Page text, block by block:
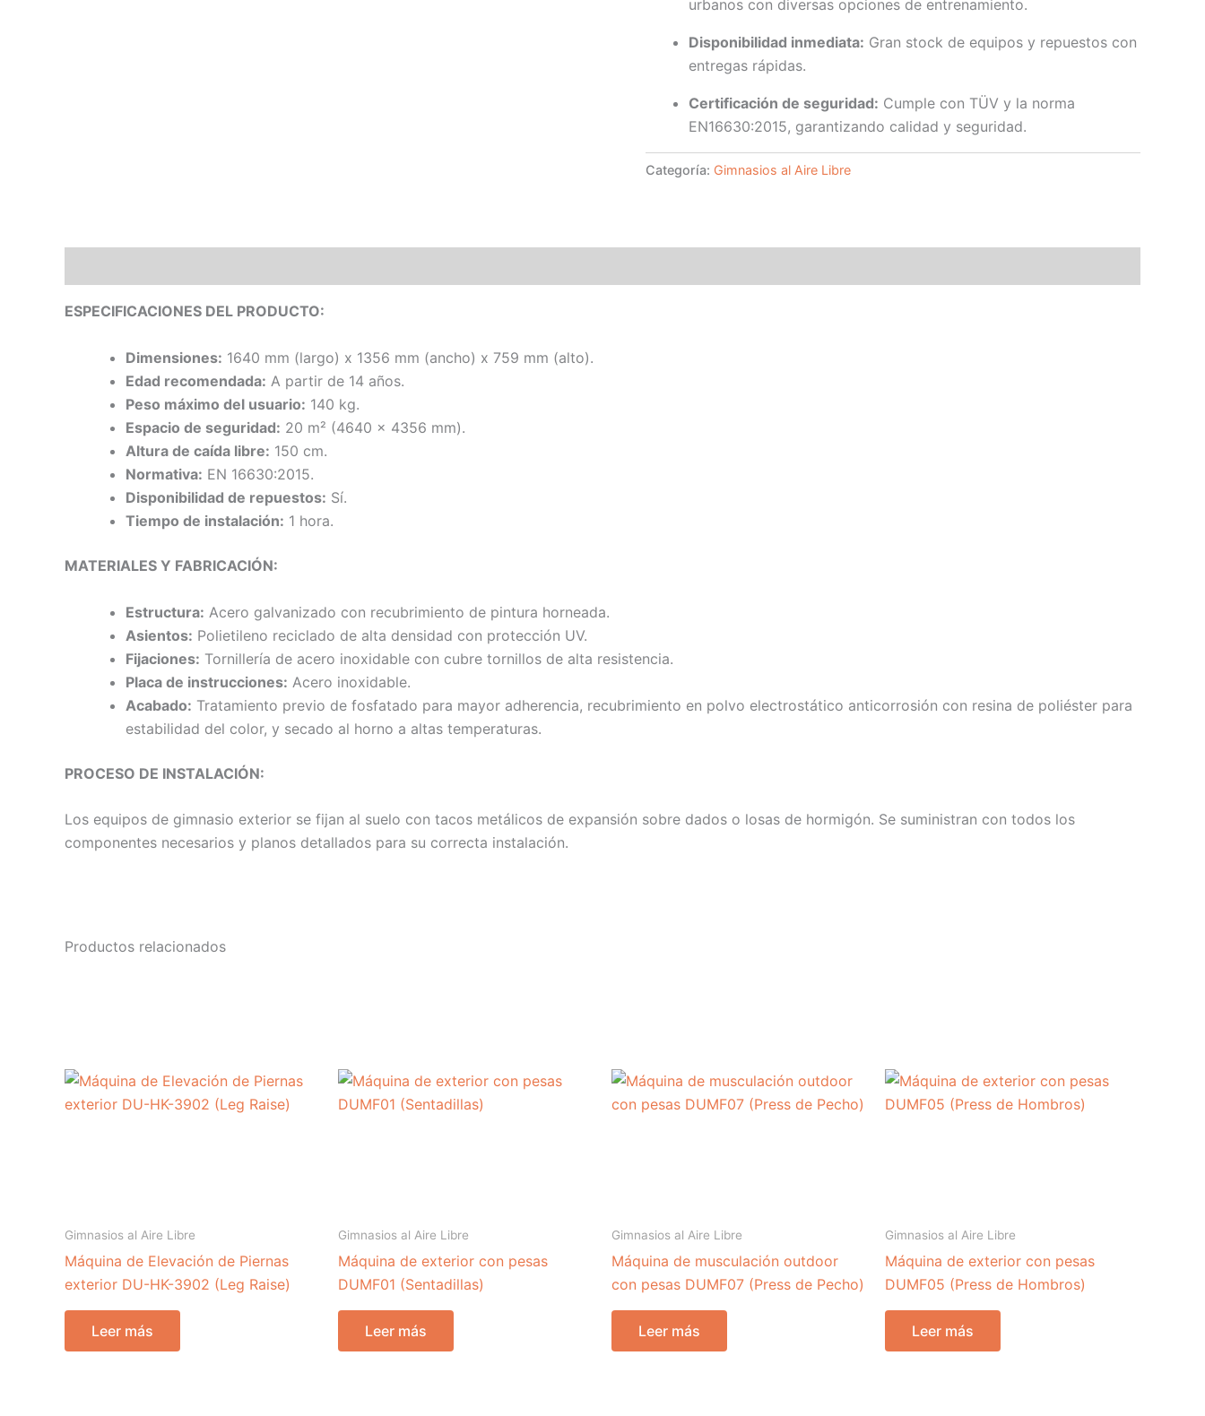
urbanos con diversas opciones de entrenamiento.
Disponibilidad inmediata: Gran stock de equipos y repuestos con
entregas rápidas.
Certificación de seguridad: Cumple con TÜV y la norma
EN16630:2015, garantizando calidad y seguridad.
Categoría: Gimnasios al Aire Libre
ESPECIFICACIONES DEL PRODUCTO:
Dimensiones: 1640 mm (largo) x 1356 mm (ancho) x 759 mm (alto).
Edad recomendada: A partir de 14 años.
Peso máximo del usuario: 140 kg.
Espacio de seguridad: 20 m² (4640 x 4356 mm).
Altura de caída libre: 150 cm.
Normativa: EN 16630:2015.
Disponibilidad de repuestos: Sí.
Tiempo de instalación: 1 hora.
MATERIALES Y FABRICACIÓN:
Estructura: Acero galvanizado con recubrimiento de pintura horneada.
Asientos: Polietileno reciclado de alta densidad con protección UV.
Fijaciones: Tornillería de acero inoxidable con cubre tornillos de alta resistencia.
Placa de instrucciones: Acero inoxidable.
Acabado: Tratamiento previo de fosfatado para mayor adherencia, recubrimiento en polvo electrostático anticorrosión con resina de poliéster para
estabilidad del color, y secado al horno a altas temperaturas.
PROCESO DE INSTALACIÓN:
Los equipos de gimnasio exterior se fijan al suelo con tacos metálicos de expansión sobre dados o losas de hormigón. Se suministran con todos los
componentes necesarios y planos detallados para su correcta instalación.
Productos relacionados
Gimnasios al Aire Libre
Máquina de Elevación de Piernas
exterior DU-HK-3902 (Leg Raise)
Leer más
Gimnasios al Aire Libre
Máquina de exterior con pesas
DUMF01 (Sentadillas)
Leer más
Gimnasios al Aire Libre
Máquina de musculación outdoor
con pesas DUMF07 (Press de Pecho)
Leer más
Gimnasios al Aire Libre
Máquina de exterior con pesas
DUMF05 (Press de Hombros)
Leer más